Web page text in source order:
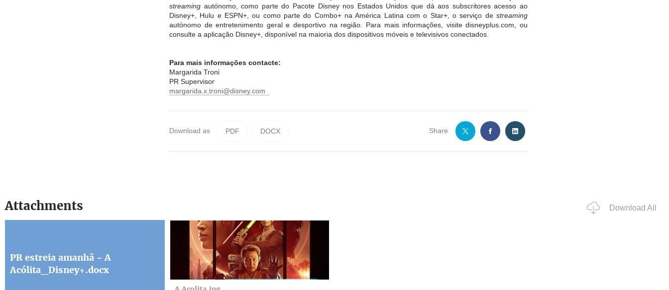
streaming autónomo, como parte do Pacote Disney nos Estados Unidos que dá aos subscritores acesso ao
Disney+, Hulu e ESPN+, ou como parte do Combo+ na América Latina com o Star+, o serviço de streaming
autónomo de entretenimento geral e desportivo na região. Para mais informações, visite disneyplus.com, ou
consulte a aplicação Disney+, disponível na maioria dos dispositivos móveis e televisivos conectados.
Para mais informações contacte:
Margarida Troni
PR Supervisor
margarida.x.troni@disney.com
Download as PDF DOCX Share
Attachments Download All
PR estreia amanhã - A
Acólita_Disney+.docx